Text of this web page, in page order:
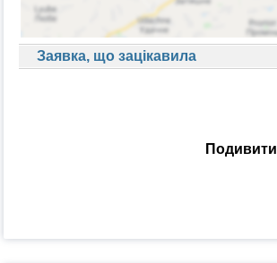
Заявка, що зацікавила